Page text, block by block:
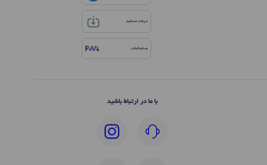
دریافت مستقیم
وب‌اپلیکیشن
با ما در ارتباط باشید